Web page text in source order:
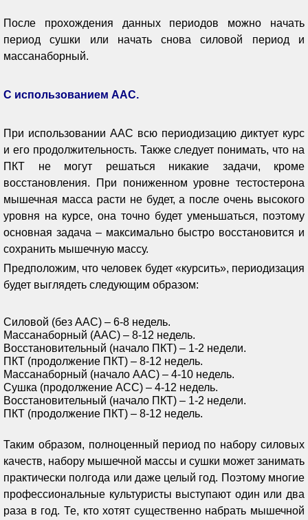
После прохождения данных периодов можно начать
период сушки или начать снова силовой период и
массанаборный.
С использованием ААС.
При использовании ААС всю периодизацию диктует курс
и его продолжительность. Также следует понимать, что на
ПКТ не могут решаться никакие задачи, кроме
восстановления. При пониженном уровне тестостерона
мышечная масса расти не будет, а после очень высокого
уровня на курсе, она точно будет уменьшаться, поэтому
основная задача – максимально быстро восстановится и
сохранить мышечную массу.
Предположим, что человек будет «курсить», периодизация
будет выглядеть следующим образом:
Силовой (без ААС) – 6-8 недель.
Массанаборный (ААС) – 8-12 недель.
Восстановительный (начало ПКТ) – 1-2 недели.
ПКТ (продолжение ПКТ) – 8-12 недель.
Массанаборный (начало ААС) – 4-10 недель.
Сушка (продолжение АСС) – 4-12 недель.
Восстановительный (начало ПКТ) – 1-2 недели.
ПКТ (продолжение ПКТ) – 8-12 недель.
Таким образом, полноценный период по набору силовых
качеств, набору мышечной массы и сушки может занимать
практически полгода или даже целый год. Поэтому многие
профессиональные культуристы выступают один или два
раза в год. Те, кто хотят существенно набрать мышечной